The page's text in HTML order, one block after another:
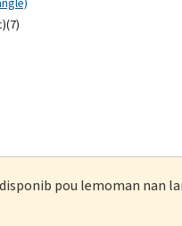
pou lemoman nan